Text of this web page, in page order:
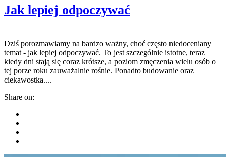
Jak lepiej odpoczywać
Dziś porozmawiamy na bardzo ważny, choć często niedoceniany
temat - jak lepiej odpoczywać. To jest szczególnie istotne, teraz
kiedy dni stają się coraz krótsze, a poziom zmęczenia wielu osób o
tej porze roku zauważalnie rośnie. Ponadto budowanie oraz
ciekawostka....
Share on: